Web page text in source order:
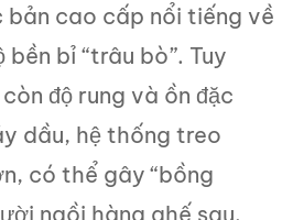
bản cao cấp nổi tiếng về
bền bỉ “trâu bò”. Tuy
độ rung và ồn đặc
dầu, hệ thống treo
có thể gây “bồng
ngồi hàng ghế sau.